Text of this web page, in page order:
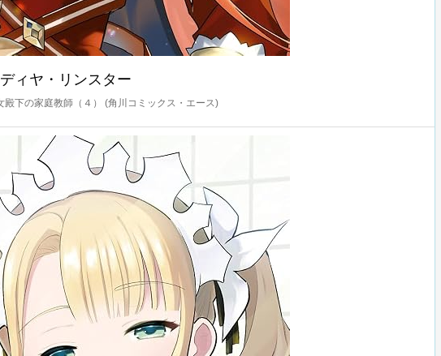
ディヤ・リンスター
殿下の家庭教師（４） (角川コミックス・エース)